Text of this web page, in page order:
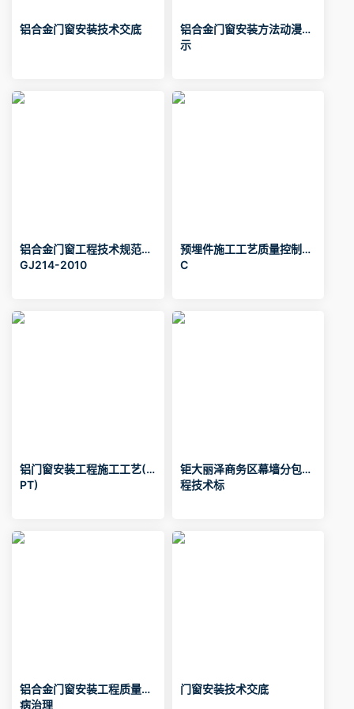
铝合金门窗安装技术交底
铝合金门窗安装方法动漫演
示
铝合金门窗工程技术规范J
GJ214-2010
预埋件施工工艺质量控制Q
C
铝门窗安装工程施工工艺(P
PT)
钜大丽泽商务区幕墙分包工
程技术标
铝合金门窗安装工程质量通
病治理
门窗安装技术交底